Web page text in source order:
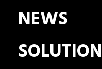
NEWS
SOLUTION